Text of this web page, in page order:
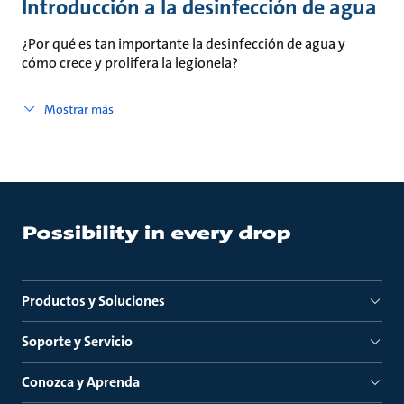
Introducción a la desinfección de agua
¿Por qué es tan importante la desinfección de agua y
cómo crece y prolifera la legionela?
Mostrar más
Productos y Soluciones
Soporte y Servicio
Conozca y Aprenda